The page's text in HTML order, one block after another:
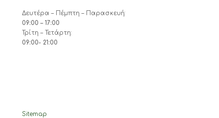
Δευτέρα – Πέμπτη – Παρασκευή:
09:00 – 17:00
Τρίτη – Τετάρτη:
09:00- 21:00
Sitemap